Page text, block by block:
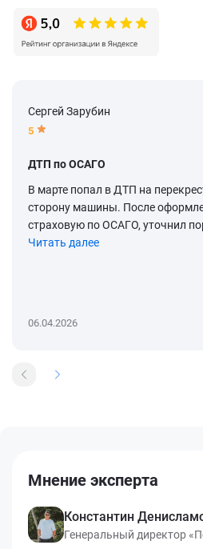
Сергей Зарубин
5
ДТП по ОСАГО
В марте попал в ДТП на
сторону машины. После
страховую по ОСАГО, уточнил
Читать далее
06.04.2026
Мнение эксперта
Константин
Генеральный директор